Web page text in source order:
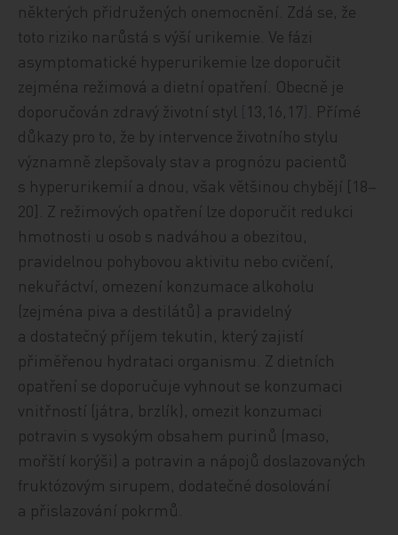
některých přidružených onemocnění. Zdá se, že
toto riziko narůstá s výší urikemie. Ve fázi
asymptomatické hyperurikemie lze doporučit
zejména režimová a dietní opatření. Obecně je
doporučován zdravý životní styl
13,16,17
. Přímé
důkazy pro to, že by intervence životního stylu
významně zlepšovaly stav a prognózu pacientů
s hyperurikemií a dnou, však většinou chybějí [18–
20]. Z režimových opatření lze doporučit redukci
hmotnosti u osob s nadváhou a obezitou,
pravidelnou pohybovou aktivitu nebo cvičení,
nekuřáctví, omezení konzumace alkoholu
(zejména piva a destilátů) a pravidelný
a dostatečný příjem tekutin, který zajistí
přiměřenou hydrataci organismu. Z dietních
opatření se doporučuje vyhnout se konzumaci
vnitřností (játra, brzlík), omezit konzumaci
potravin s vysokým obsahem purinů (maso,
mořští korýši) a potravin a nápojů doslazovaných
fruktózovým sirupem, dodatečné dosolování
a přislazování pokrmů.